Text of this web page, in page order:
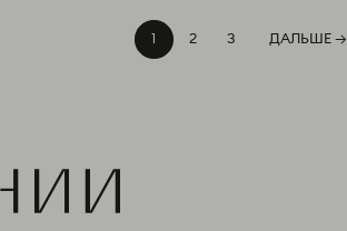
1 2 3 ДАЛЬШЕ →